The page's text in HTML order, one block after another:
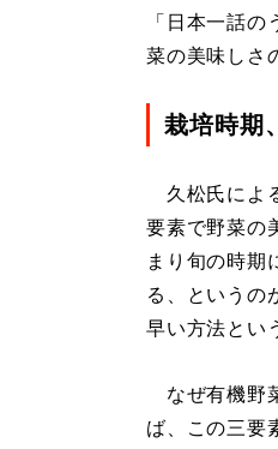
「日本一話
菜の美味しさ
栽培時期
久松氏によ
要素で野菜の
まり旬の時期
る、というの
早い方法とい
なぜ有機野
ば、この三要